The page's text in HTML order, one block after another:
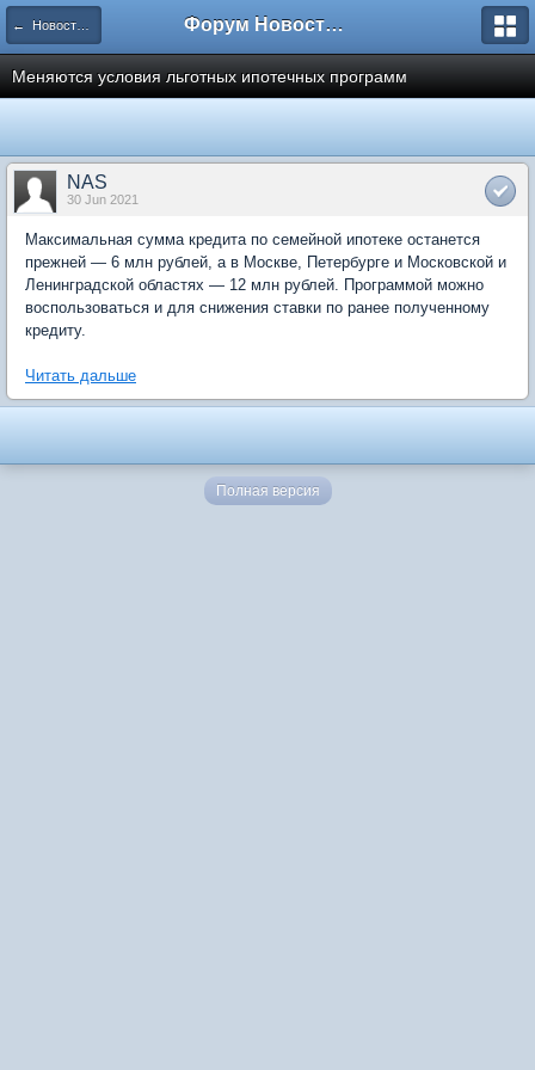
← Новости рынка недвижимости Форум Новостройки
Меняются условия льготных ипотечных программ
NAS
30 Jun 2021
Максимальная сумма кредита по семейной ипотеке останется
прежней — 6 млн рублей, а в Москве, Петербурге и Московской и
Ленинградской областях — 12 млн рублей. Программой можно
воспользоваться и для снижения ставки по ранее полученному
кредиту.
Читать дальше
Полная версия